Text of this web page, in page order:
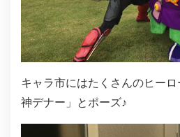
キャラ市にはたくさんのヒー
神デナー」とポーズ♪